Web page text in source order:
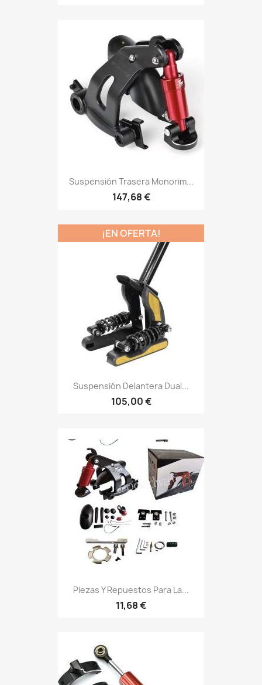
Suspensión Trasera Monorim...
147,68 €
Suspensión Delantera Dual...
105,00 €
¡EN OFERTA!
Piezas Y Repuestos Para La...
11,68 €